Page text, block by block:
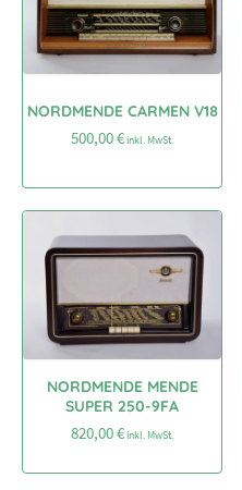
NORDMENDE CARMEN V18
500,00€inkl. MwSt.
NORDMENDE MENDE
SUPER 250-9FA
820,00€inkl. MwSt.